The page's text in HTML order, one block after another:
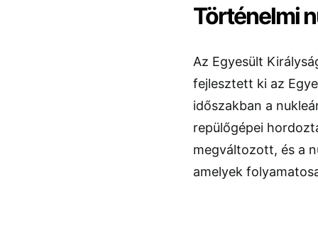
Történelmi
Az Egyesült
fejlesztett ki az
időszakban a
repülőgépei
megváltozott, és a
amelyek